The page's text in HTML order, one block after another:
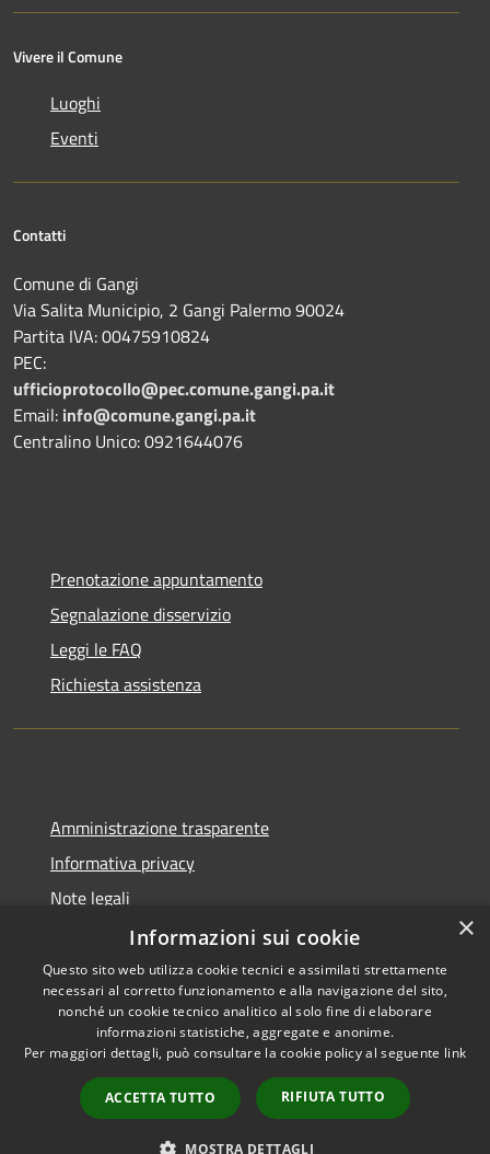
Vivere il Comune
Luoghi
Eventi
Contatti
Comune di Gangi
Via Salita Municipio, 2 Gangi Palermo 90024
Partita IVA: 00475910824
PEC:
ufficioprotocollo@pec.comune.gangi.pa.it
Email: info@comune.gangi.pa.it
Centralino Unico: 0921644076
Prenotazione appuntamento
Segnalazione disservizio
Leggi le FAQ
Richiesta assistenza
Amministrazione trasparente
Informativa privacy
Note legali
Dichiarazione di accessibilità
RSS
Accessibilità
Copyright © 2026 • Comune di
Municipium•
Accesso
redazione
×
Informazioni sui cookie
Questo sito web utilizza cookie tecnici e assimilati strettamente
necessari al corretto funzionamento e alla navigazione del sito,
nonché un cookie tecnico analitico al solo fine di elaborare
informazioni statistiche, aggregate e anonime.
Per maggiori dettagli, può consultare la cookie policy al seguente link
ACCETTA TUTTO RIFIUTA TUTTO
MOSTRA DETTAGLI